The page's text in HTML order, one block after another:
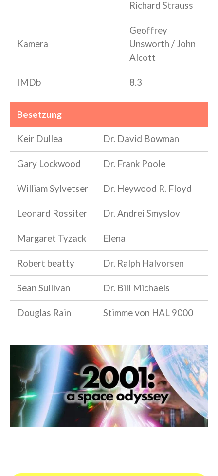
Richard Strauss
Kamera
Geoffrey
Unsworth / John
Alcott
IMDb 8.3
Besetzung
Keir Dullea Dr. David Bowman
Gary Lockwood Dr. Frank Poole
William Sylvetser Dr. Heywood R. Floyd
Leonard Rossiter Dr. Andrei Smyslov
Margaret Tyzack Elena
Robert beatty Dr. Ralph Halvorsen
Sean Sullivan Dr. Bill Michaels
Douglas Rain Stimme von HAL 9000